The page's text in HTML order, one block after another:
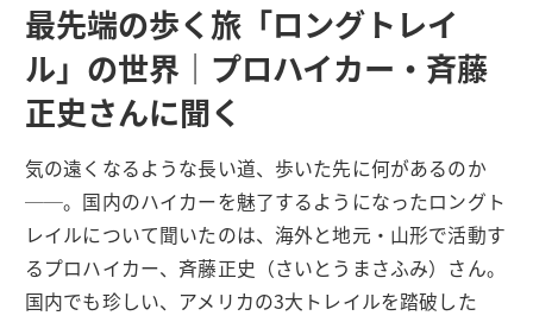
最先端の歩く旅「ロングトレイ
ル」の世界｜プロハイカー・斉藤
正史さんに聞く
気の遠くなるような長い道、歩いた先に何があるのか
──。国内のハイカーを魅了するようになったロングト
レイルについて聞いたのは、海外と地元・山形で活動す
るプロハイカー、斉藤正史（さいとうまさふみ）さん。
国内でも珍しい、アメリカの3大トレイルを踏破した